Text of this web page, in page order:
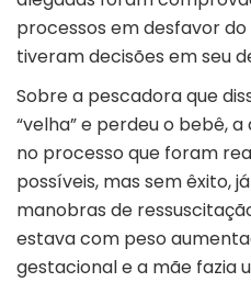
processos em desfavor
tiveram decisões em seu
Sobre a pescadora que
“velha” e perdeu o bebê,
no processo que foram
possíveis, mas sem êxito,
manobras de
estava com peso
gestacional e a mãe fazia